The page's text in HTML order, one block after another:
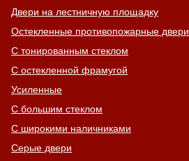
Двери на лестничную площадку
Остекленные противопожарные двери
С тонированным стеклом
С остекленной фрамугой
Усиленные
С большим стеклом
С широкими наличниками
Серые двери